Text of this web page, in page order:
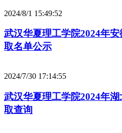
2024/8/1 15:49:52
武汉华夏理工学院2024年
取名单公示
2024/7/30 17:14:55
武汉华夏理工学院2024年
取查询